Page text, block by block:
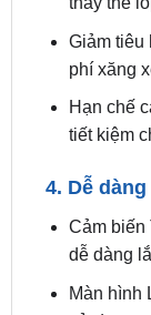
phí xăng
Hạn chế
tiết kiệm
4. Dễ
dễ dàng
Màn hình
sử dụng.
Có thể